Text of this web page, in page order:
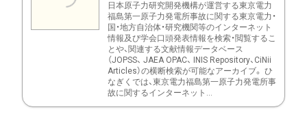
日本原子力研究開発機構が運営する東京電力
福島第一原子力発電所事故に関する東京電力・
国・地方自治体・研究機関等のインターネット
情報及び学会口頭発表情報を検索・閲覧するこ
とや、関連する文献情報データベース
（JOPSS、 JAEA OPAC、 INIS Repository、CiNii
Articles）の横断検索が可能なアーカイブ。 ひ
なぎくでは、東京電力福島第一原子力発電所事
故に関するインターネット...